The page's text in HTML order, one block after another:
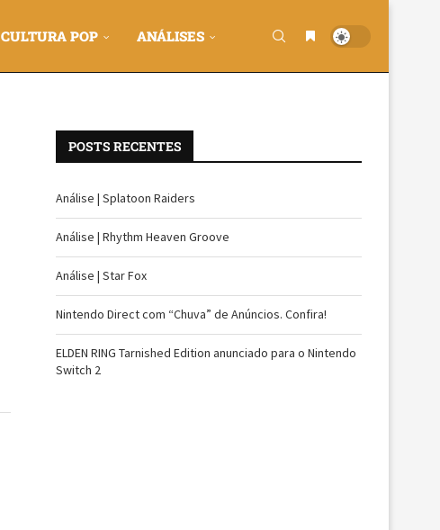
CULTURA POP ANÁLISES
POSTS RECENTES
Análise | Splatoon Raiders
Análise | Rhythm Heaven Groove
Análise | Star Fox
Nintendo Direct com “Chuva” de Anúncios. Confira!
ELDEN RING Tarnished Edition anunciado para o Nintendo
Switch 2